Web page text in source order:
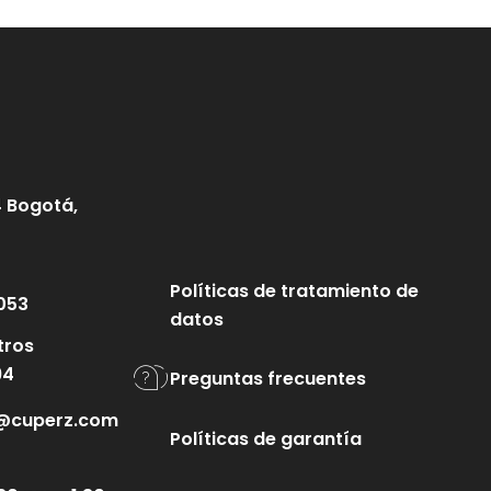
Bogotá,
Políticas de tratamiento de
datos
Preguntas frecuentes
Políticas de garantía